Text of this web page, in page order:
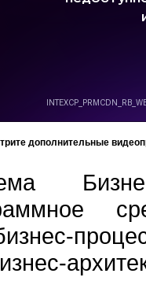
дополнительные